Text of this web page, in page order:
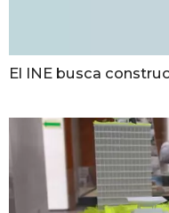
El INE busca